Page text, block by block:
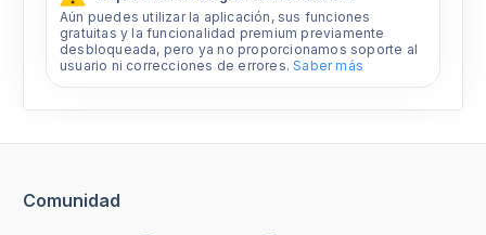
Aún puedes utilizar la aplicación, sus funciones
gratuitas y la funcionalidad premium previamente
desbloqueada, pero ya no proporcionamos soporte al
usuario ni correcciones de errores.Saber más
Comunidad